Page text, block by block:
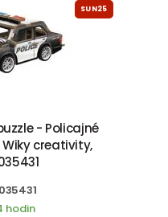
SUN25
- Policajné
Wiky creativity,
hodin